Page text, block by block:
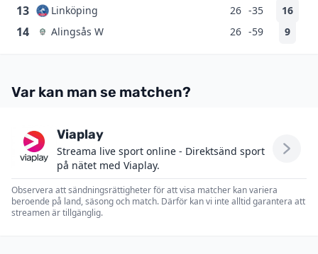
13 Linköping 26 -35 16
14 Alingsås W 26 -59 9
Var kan man se matchen?
Viaplay
Streama live sport online - Direktsänd sport
på nätet med Viaplay.
Observera att sändningsrättigheter för att visa matcher kan variera
beroende på land, säsong och match. Därför kan vi inte alltid garantera att
streamen är tillgänglig.